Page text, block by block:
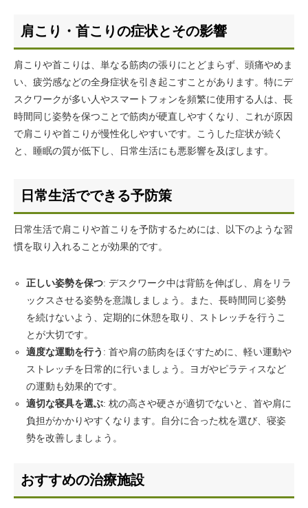
肩こり・首こりの症状とその影響
肩こりや首こりは、単なる筋肉の張りにとどまらず、頭痛やめま
い、疲労感などの全身症状を引き起こすことがあります。特にデ
スクワークが多い人やスマートフォンを頻繁に使用する人は、長
時間同じ姿勢を保つことで筋肉が硬直しやすくなり、これが原因
で肩こりや首こりが慢性化しやすいです。こうした症状が続く
と、睡眠の質が低下し、日常生活にも悪影響を及ぼします。
日常生活でできる予防策
日常生活で肩こりや首こりを予防するためには、以下のような習
慣を取り入れることが効果的です。
正しい姿勢を保つ: デスクワーク中は背筋を伸ばし、肩をリラ
ックスさせる姿勢を意識しましょう。また、長時間同じ姿勢
を続けないよう、定期的に休憩を取り、ストレッチを行うこ
とが大切です。
適度な運動を行う : 首や肩の筋肉をほぐすために、軽い運動や
ストレッチを日常的に行いましょう。ヨガやピラティスなど
の運動も効果的です。
適切な寝具を選ぶ: 枕の高さや硬さが適切でないと、首や肩に
負担がかかりやすくなります。自分に合った枕を選び、寝姿
勢を改善しましょう。
おすすめの治療施設